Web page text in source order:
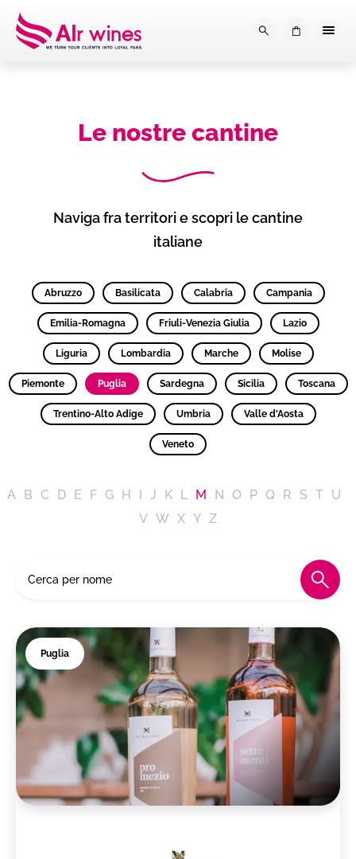
Dalla loro vendemmia, alla
Le nostre cantine
Naviga fra territori e scopri le cantine
italiane
Abruzzo Basilicata Calabria Campania
Emilia-Romagna Friuli-Venezia Giulia Lazio
Liguria Lombardia Marche Molise
Piemonte Puglia Sardegna Sicilia Toscana
Trentino-Alto Adige Umbria Valle d'Aosta
Veneto
A B C D E F G H J K L M N O P Q R S T U
V W X Y Z
Puglia